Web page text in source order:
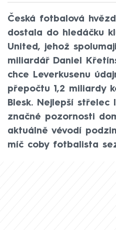
Česká fotbalová
dostala do hledáčku
United, jehož
miliardář Daniel
chce Leverkusenu
přepočtu 1,2 miliardy
Blesk. Nejlepší
značné pozornosti
aktuálně vévodí
míč coby fotbalista